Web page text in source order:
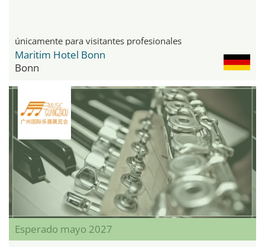
únicamente para visitantes profesionales
Maritim Hotel Bonn
Bonn
Esperado mayo 2027